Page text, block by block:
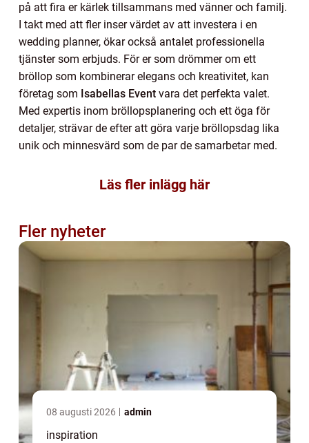
på att fira er kärlek tillsammans med vänner och familj.
I takt med att fler inser värdet av att investera i en
wedding planner, ökar också antalet professionella
tjänster som erbjuds. För er som drömmer om ett
bröllop som kombinerar elegans och kreativitet, kan
företag som Isabellas Event vara det perfekta valet.
Med expertis inom bröllopsplanering och ett öga för
detaljer, strävar de efter att göra varje bröllopsdag lika
unik och minnesvärd som de par de samarbetar med.
Läs fler inlägg här
Fler nyheter
08 augusti 2026 admin
inspiration